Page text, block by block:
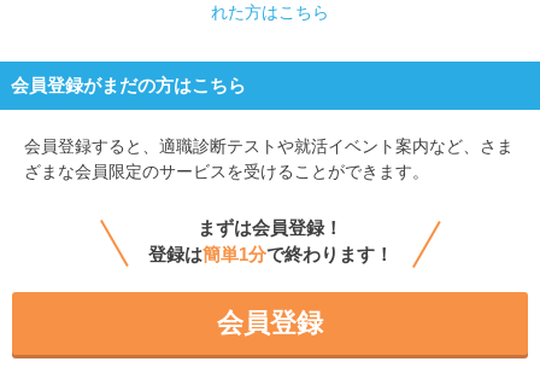
れた方はこちら
会員登録がまだの方はこちら
会員登録すると、 適職診断テストや就活イベント案内など、さま
ざまな会員限定のサービスを受けることができます。
まずは会員登録！
登録は簡単1分で終わります！
会員登録